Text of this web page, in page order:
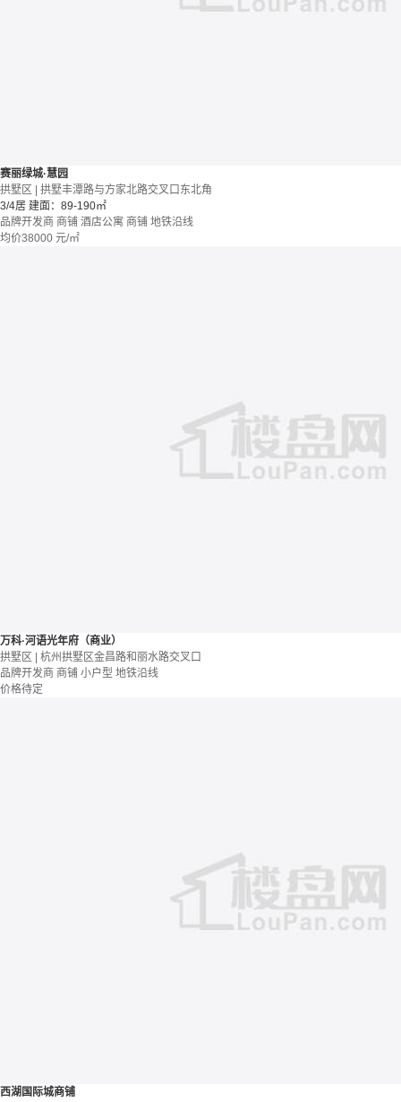
赛丽绿城·慧园
拱墅区 | 拱墅丰潭路与方家北路交叉口东北角
3/4居 建面：89-190㎡
品牌开发商 商铺 酒店公寓 商铺 地铁沿线
均价38000 元/㎡
万科·河语光年府（商业）
拱墅区 | 杭州拱墅区金昌路和丽水路交叉口
品牌开发商 商铺 小户型 地铁沿线
价格待定
西湖国际城商铺